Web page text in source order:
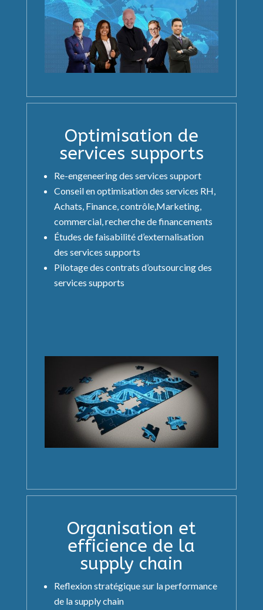
Optimisation de
services supports
Re-engeneering des services support
Conseil en optimisation des services RH,
Achats, Finance, contrôle,Marketing,
commercial, recherche de financements
Études de faisabilité d’externalisation
des services supports
Pilotage des contrats d’outsourcing des
services supports
Organisation et
efficience de la
supply chain
Reflexion stratégique sur la performance
de la supply chain